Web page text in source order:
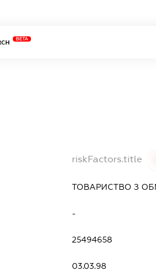
BETA
riskFactors.title
ТОВАРИСТВО З
-
25494658
03.03.98